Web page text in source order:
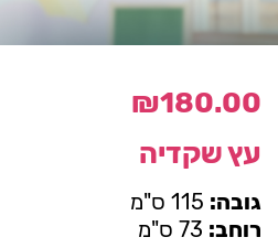
₪180.00
עץ שקדיה
גובה:
רוחב: